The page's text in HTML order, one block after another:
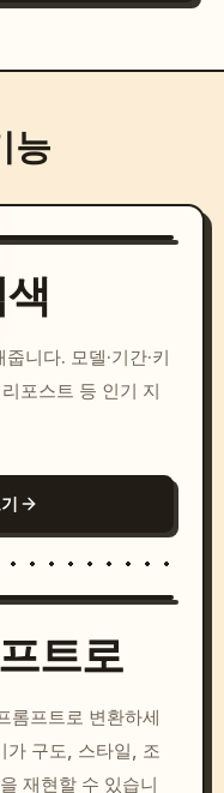
능
니다. 모델·기간·키
포스트 등 인기 지
cyberpunk sunset, neon
8k --v 6.0
트로
롬프트로 변환하세
구도, 스타일, 조
재현할 수 있습니